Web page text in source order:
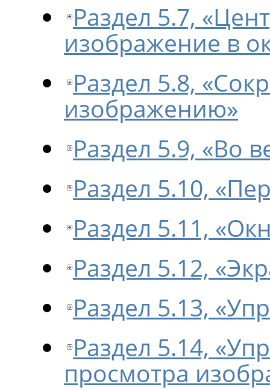
Раздел 5.7,
изображение в
Раздел 5.8,
изображению»
Раздел 5.9, «Во
Раздел 5.10,
Раздел 5.11,
Раздел 5.12,
Раздел 5.13,
Раздел 5.14,
просмотра